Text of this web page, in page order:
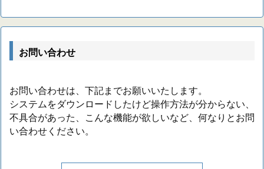
お問い合わせ
お問い合わせは、下記までお願いいたします。
システムをダウンロードしたけど操作方法が分からない、
不具合があった、こんな機能が欲しいなど、何なりとお問
い合わせください。